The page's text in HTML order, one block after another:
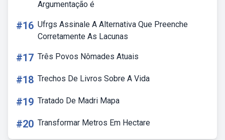
Argumentação é
#16 Ufrgs Assinale A Alternativa Que Preenche
Corretamente As Lacunas
#17 Três Povos Nômades Atuais
#18 Trechos De Livros Sobre A Vida
#19 Tratado De Madri Mapa
#20 Transformar Metros Em Hectare